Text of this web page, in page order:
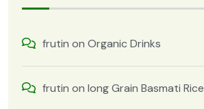
frutin on Organic Drinks
frutin on long Grain Basmati Rice